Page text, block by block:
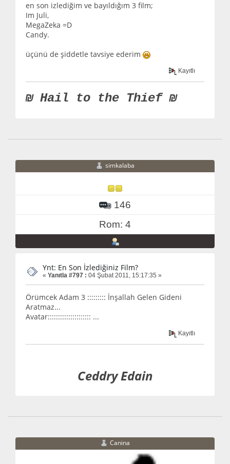
en son izlediğim ve bayıldığım 3 film;
Im Juli,
MegaZeka =D
Candy.
üçünü de şiddetle tavsiye ederim
Kayıtlı
₪ Hail to the Thief ₪
simkalaba
146
Rom: 4
Ynt: En Son İzlediğiniz Film?
« Yanıtla #797 : 04 Şubat 2011, 15:17:35 »
Örümcek Adam 3 ::::::::: İnşallah Gelen Gideni
Aratmaz...
Avatar::::::::::::::::::::: ...
Kayıtlı
Ceddry Edain
Canina